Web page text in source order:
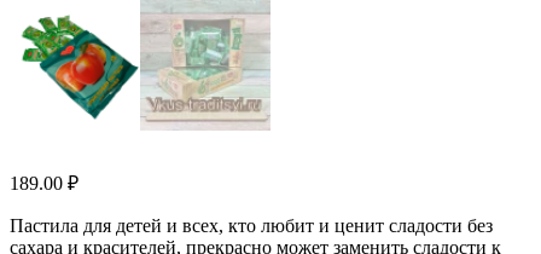
189.00 ₽
Пастила для детей и всех, кто любит и ценит сладости без
сахара и красителей, прекрасно может заменить сладости к